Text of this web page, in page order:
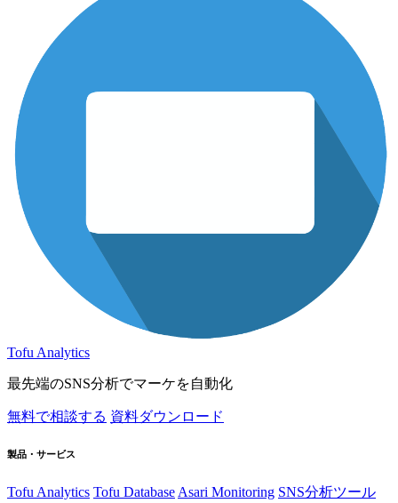
Tofu Analytics
最先端のSNS分析でマーケを自動化
無料で相談する 資料ダウンロード
製品・サービス
Tofu Analytics Tofu Database Asari Monitoring SNS分析ツール